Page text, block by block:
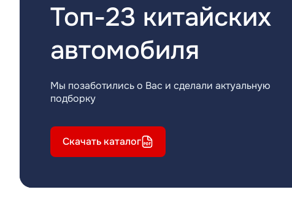
Топ-23 китайских
автомобиля
Мы позаботились о Вас и сделали актуальную
подборку
Скачать каталог